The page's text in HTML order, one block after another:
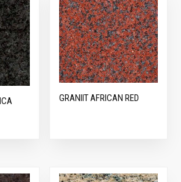
GRANIIT AFRICAN RED